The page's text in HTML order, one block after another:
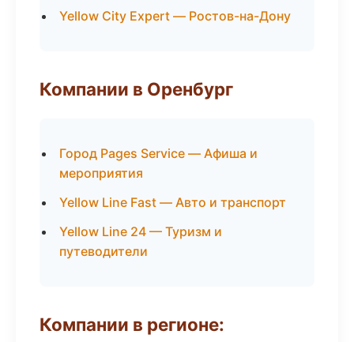
Yellow City Expert — Ростов-на-Дону
Компании в Оренбург
Город Pages Service — Афиша и
мероприятия
Yellow Line Fast — Авто и транспорт
Yellow Line 24 — Туризм и
путеводители
Компании в регионе: